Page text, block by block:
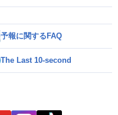
予報に関するFAQ
The Last 10-second